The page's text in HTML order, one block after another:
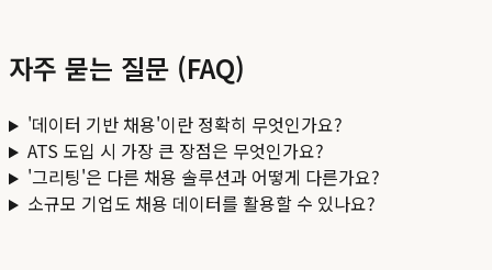
자주 묻는 질문 (FAQ)
'데이터 기반 채용'이란 정확히 무엇인가요?
ATS 도입 시 가장 큰 장점은 무엇인가요?
'그리팅'은 다른 채용 솔루션과 어떻게 다른가요?
소규모 기업도 채용 데이터를 활용할 수 있나요?